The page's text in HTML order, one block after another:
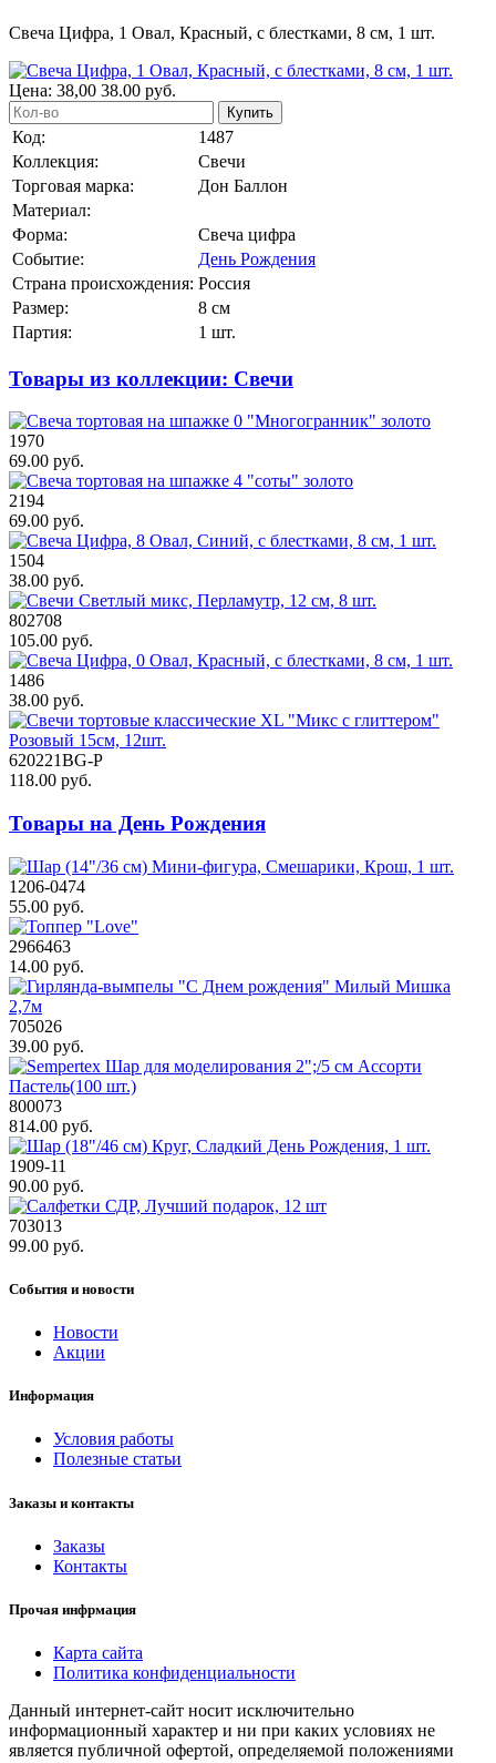
Свеча Цифра, 1 Овал, Красный, с блестками, 8 см, 1 шт.
Цена: 38,00 38.00 руб.
Купить
Код:
1487
Коллекция:
Свечи
Торговая марка:
Дон Баллон
Материал:
Форма:
Свеча цифра
Событие:
День Рождения
Страна происхождения: Россия
Размер:
8 см
Партия:
1 шт.
Товары из коллекции: Свечи
1970
69.00 руб.
2194
69.00 руб.
1504
38.00 руб.
802708
105.00 руб.
1486
38.00 руб.
620221BG-Р
118.00 руб.
Товары на День Рождения
1206-0474
55.00 руб.
2966463
14.00 руб.
705026
39.00 руб.
800073
814.00 руб.
1909-11
90.00 руб.
703013
99.00 руб.
События и новости
Новости
Акции
Информация
Условия работы
Полезные статьи
Заказы и контакты
Заказы
Контакты
Прочая инфрмация
Карта сайта
Политика конфиденциальности
Данный интернет-сайт носит исключительно
информационный характер и ни при каких условиях не
является публичной офертой, определяемой положениями